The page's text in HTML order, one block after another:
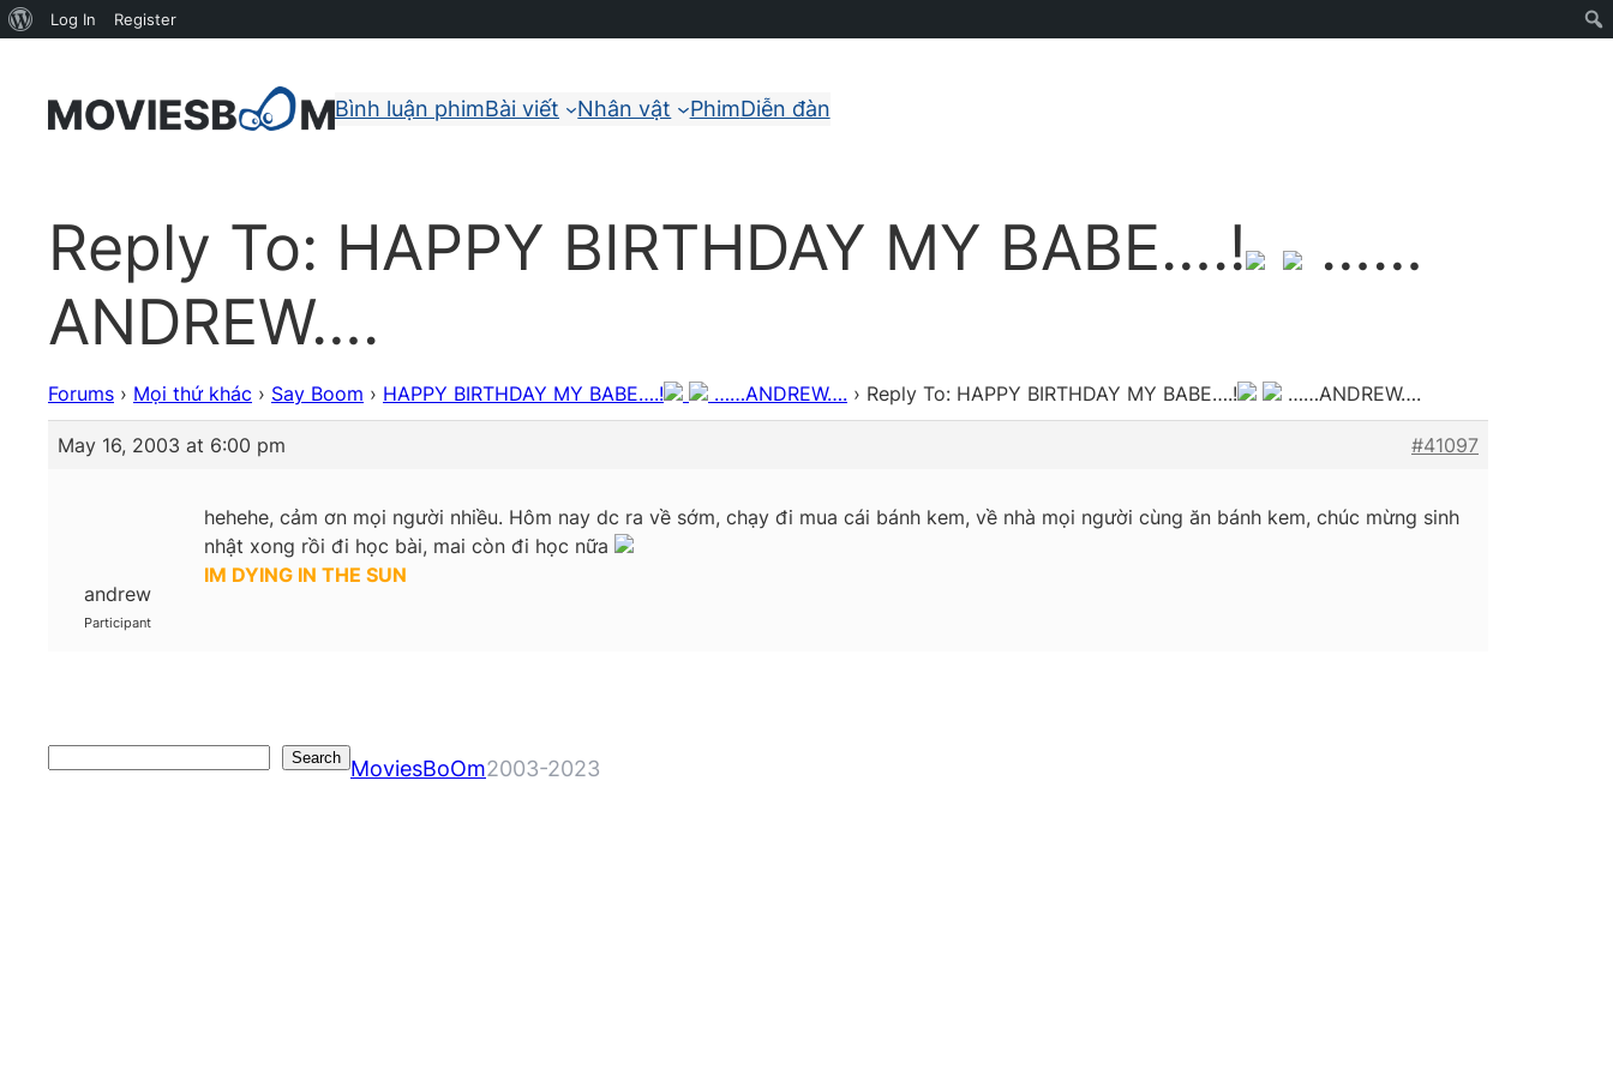
Bình luận phimBài viết Nhân vật PhimDiễn đàn
Reply To: HAPPY BIRTHDAY MY BABE….!
……
ANDREW….
Forums › Mọi thứ khác › Say Boom › HAPPY BIRTHDAY MY BABE….! ……ANDREW…. › Reply To: HAPPY BIRTHDAY MY BABE….! ……ANDREW….
May 16, 2003 at 6:00 pm #41097
andrew
Participant
hehehe, cảm ơn mọi người nhiều. Hôm nay dc ra về sớm, chạy đi mua cái bánh kem, về nhà mọi người cùng ăn bánh kem, chúc mừng sinh
nhật xong rồi đi học bài, mai còn đi học nữa
IM DYING IN THE SUN
Search MoviesBoOm2003-2023
About
Log In Register